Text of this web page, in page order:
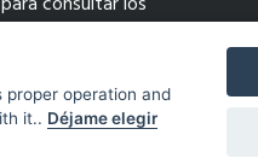
completos y comprar
proper operation and
it.. Déjame elegir